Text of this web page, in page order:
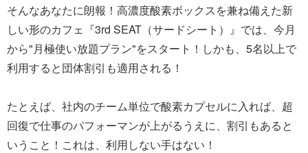
そんなあなたに朗報！高濃度酸素ボックスを兼ね備えた新
しい形のカフェ『3rd SEAT（サードシート）』では、今月
から"月極使い放題プラン"をスタート！しかも、5名以上で
利用すると団体割引も適用される！
たとえば、社内のチーム単位で酸素カプセルに入れば、超
回復で仕事のパフォーマンが上がるうえに、割引もあると
いうこと！これは、利用しない手はない！